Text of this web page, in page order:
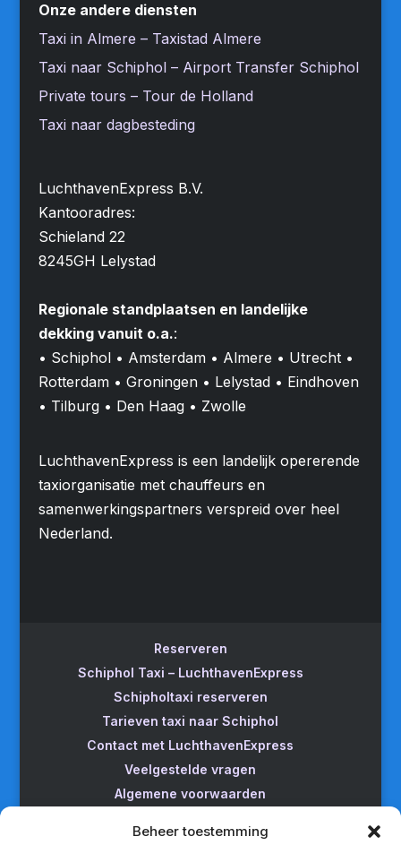
Beheer toestemming
Onze andere diensten
Taxi in Almere – Taxistad Almere
Taxi naar Schiphol – Airport Transfer Schiphol
Private tours – Tour de Holland
Taxi naar dagbesteding
LuchthavenExpress B.V.
Kantooradres:
Schieland 22
8245GH Lelystad
Regionale standplaatsen en landelijke
dekking vanuit o.a.:
• Schiphol • Amsterdam • Almere • Utrecht •
Rotterdam • Groningen • Lelystad • Eindhoven
• Tilburg • Den Haag • Zwolle
LuchthavenExpress is een landelijk opererende
taxiorganisatie met chauffeurs en
samenwerkingspartners verspreid over heel
Nederland.
Reserveren
Schiphol Taxi – LuchthavenExpress
Schipholtaxi reserveren
Tarieven taxi naar Schiphol
Contact met LuchthavenExpress
Veelgestelde vragen
Algemene voorwaarden